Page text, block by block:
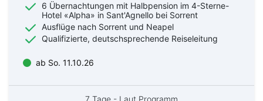
6 Übernachtungen mit Halbpension im 4-Sterne-
Hotel «Alpha» in Sant'Agnello bei Sorrent
Ausflüge nach Sorrent und Neapel
Qualifizierte, deutschsprechende Reiseleitung
ab So. 11.10.26
7 Tage - Laut Programm